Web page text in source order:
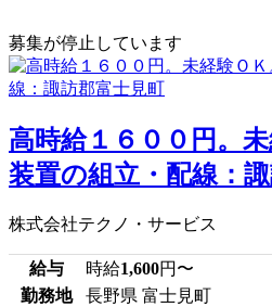
募集が停止しています
高時給１６００円。
装置の組立・配線：
株式会社テクノ・サービス
給与 時給1,600円〜
勤務地
長野県 富士見町